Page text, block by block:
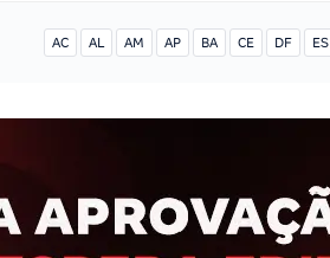
AC AL AM AP BA CE DF ES